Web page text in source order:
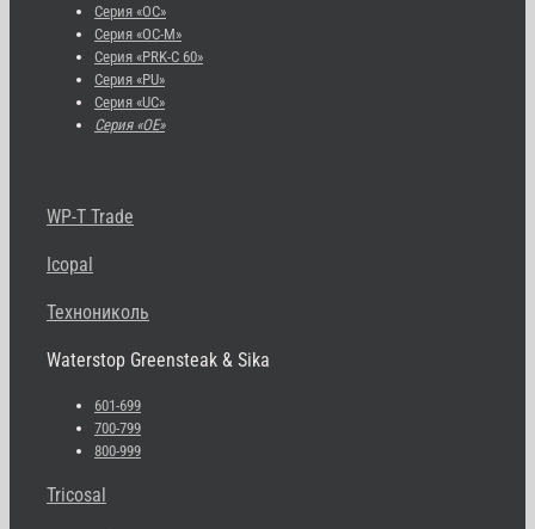
Серия «OC»
Серия «OC-M»
Серия «PRK-C 60»
Серия «PU»
Серия «UC»
Серия «OE»
WP-T Trade
Icopal
Технониколь
Waterstop Greensteak & Sika
601-699
700-799
800-999
Tricosal